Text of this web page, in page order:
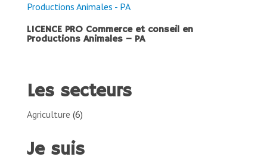
LICENCE PRO Commerce et conseil en
Productions Animales – PA
Les secteurs
Agriculture (6)
Je suis